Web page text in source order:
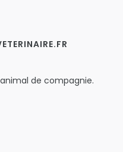
de compagnie.